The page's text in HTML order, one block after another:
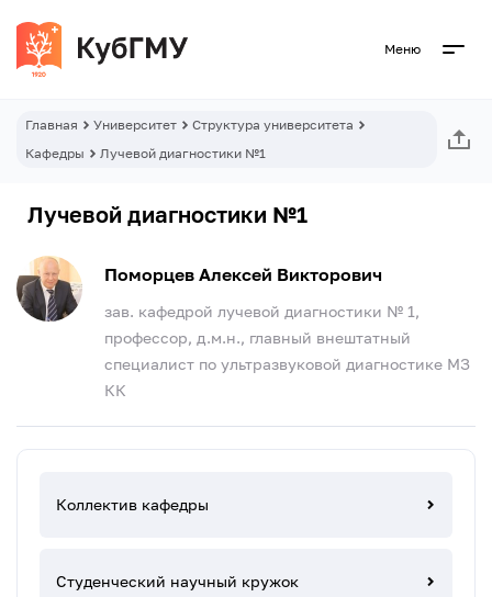
Меню
Главная Университет
Структура университета
Кафедры
Лучевой диагностики №1
Лучевой диагностики №1
Поморцев Алексей Викторович
зав. кафедрой лучевой диагностики № 1,
профессор, д.м.н., главный внештатный
специалист по ультразвуковой диагностике МЗ
КК
Коллектив кафедры
Студенческий научный кружок